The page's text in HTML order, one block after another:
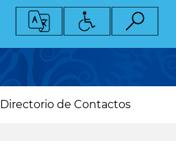
Directorio de Contactos